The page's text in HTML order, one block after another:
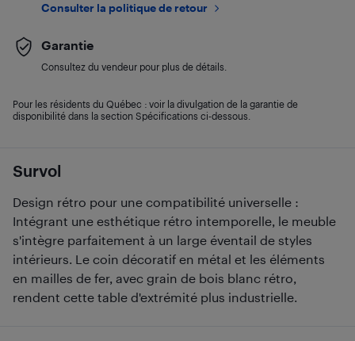
Survol
Design rétro pour une compatibilité universelle :
Intégrant une esthétique rétro intemporelle, le meuble
s'intègre parfaitement à un large éventail de styles
intérieurs. Le coin décoratif en métal et les éléments
en mailles de fer, avec grain de bois blanc rétro,
rendent cette table d'extrémité plus industrielle.
Consulter la politique de retour
Garantie
Consultez du vendeur pour plus de détails.
Pour les résidents du Québec : voir la divulgation de la garantie de
disponibilité dans la section Spécifications ci-dessous.